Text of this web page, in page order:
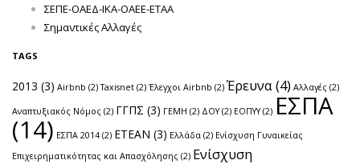
ΣΕΠΕ-ΟΑΕΔ-ΙΚΑ-ΟΑΕΕ-ΕΤΑΑ
Σημαντικές Αλλαγές
TAGS
2013 (3) Airbnb (2) Taxisnet (2) Έλεγχοι Airbnb (2) Έρευνα(4) Αλλαγές (2)
Αναπτυξιακός Νόμος (2) ΓΓΠΣ (3) ΓΕΜΗ (2) ΔΟΥ(2) ΕΟΠΥΥ(2) ΕΣΠΑ
(14) ΕΣΠΑ 2014 (2) ΕΤΕΑΝ (3) Ελλάδα (2) Ενίσχυση Γυναικείας
Επιχειρηματικότητας και Απασχόλησης (2) Ενίσχυση